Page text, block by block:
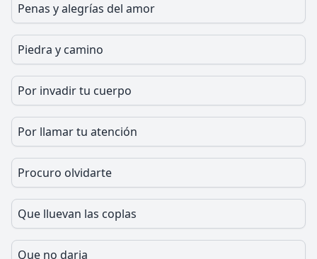
Penas y alegrías del amor
Piedra y camino
Por invadir tu cuerpo
Por llamar tu atención
Procuro olvidarte
Que lluevan las coplas
Que no daria